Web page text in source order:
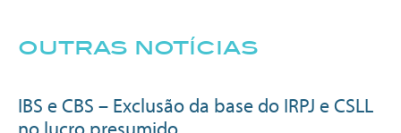
outras notícias
IBS e CBS – Exclusão da base do IRPJ e CSLL